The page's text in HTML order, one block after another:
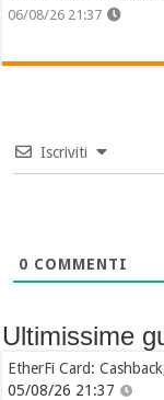
06/08/26 21:37
Iscriviti
0 COMMENTI
Ultimissime
EtherFi Card:
05/08/26 21:37